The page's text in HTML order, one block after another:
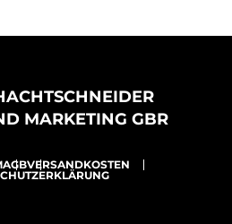
MARKETING GBR
AGBVERSANDKOSTEN